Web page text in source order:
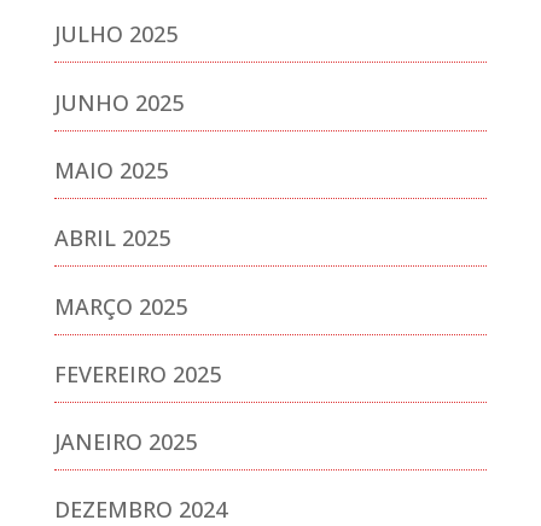
JULHO 2025
JUNHO 2025
MAIO 2025
ABRIL 2025
MARÇO 2025
FEVEREIRO 2025
JANEIRO 2025
DEZEMBRO 2024